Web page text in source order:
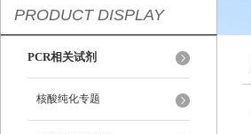
PRODUCT DISPLAY
PCR相关试剂
核酸纯化专题